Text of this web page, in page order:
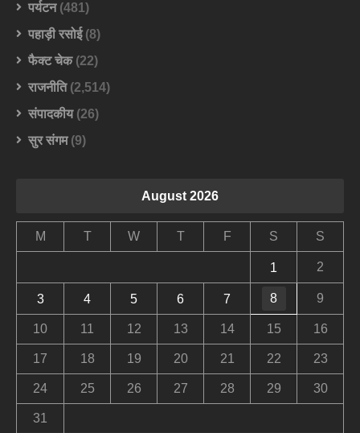
पर्यटन(481)
पहाड़ी रसोई(8)
फैक्ट चेक(22)
राजनीति(2,514)
संपादकीय(26)
सुर संगम(9)
August 2026
M T W T F S S
1 2
3 4 5 6 7 8 9
10 11 12 13 14 15 16
17 18 19 20 21 22 23
24 25 26 27 28 29 30
31